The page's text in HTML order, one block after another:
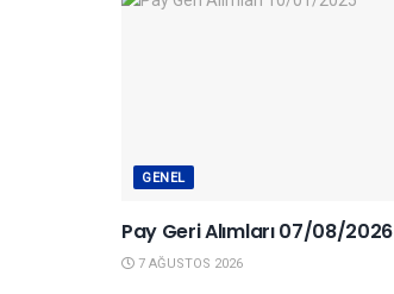
GENEL
Pay Geri Alımları 07/08/2026
7 AĞUSTOS 2026